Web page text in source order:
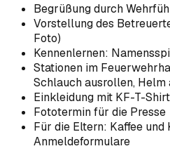
Begrüßung durch
Vorstellung des
Foto)
Kennenlernen:
Stationen im
Schlauch ausrollen, Helm
Einkleidung mit KF-T-Shirt
Fototermin für die Presse
Für die Eltern: Kaffee und
Anmeldeformulare